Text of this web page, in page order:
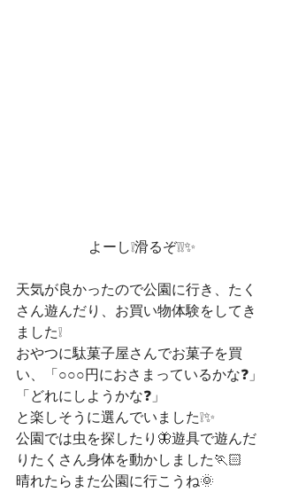
よーし❕滑るぞ❕❕✨
天気が良かったので公園に行き、たく
さん遊んだり、お買い物体験をしてき
ました❕
おやつに駄菓子屋さんでお菓子を買
い、「○○○円におさまっているかな❓」
「どれにしようかな❓」
と楽しそうに選んでいました❕✨
公園では虫を探したり🦋遊具で遊んだ
りたくさん身体を動かしました🏃🏻
晴れたらまた公園に行こうね🌞